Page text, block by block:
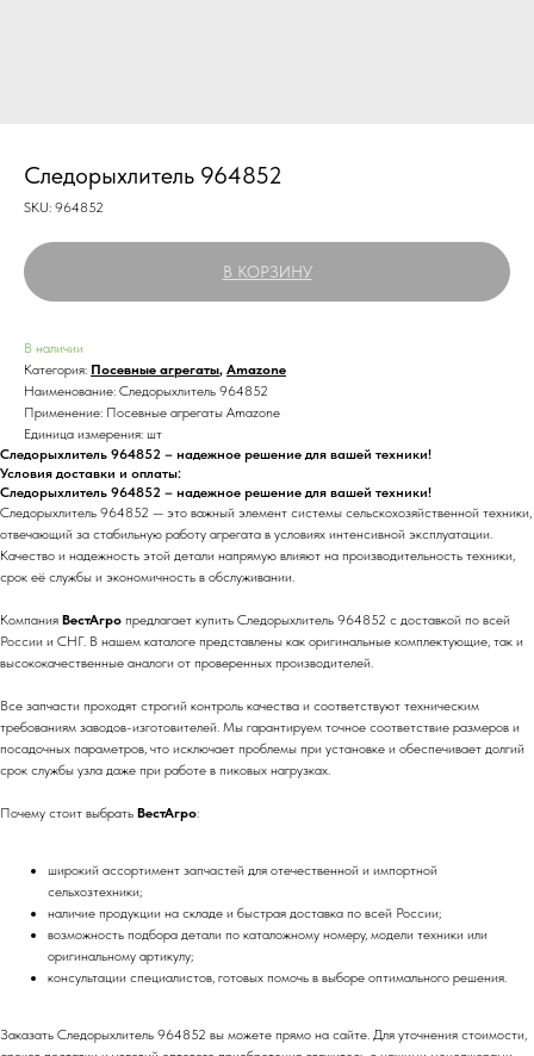
Следорыхлитель 964852
SKU: 964852
В КОРЗИНУ
В наличии
Категория: Посевные агрегаты, Amazone
Наименование: Следорыхлитель 964852
Применение: Посевные агрегаты Amazone
Единица измерения: шт
Следорыхлитель 964852 – надежное решение для вашей техники!
Условия доставки и оплаты:
Следорыхлитель 964852 – надежное решение для вашей техники!
Следорыхлитель 964852 — это важный элемент системы сельскохозяйственной техники,
отвечающий за стабильную работу агрегата в условиях интенсивной эксплуатации.
Качество и надежность этой детали напрямую влияют на производительность техники,
срок её службы и экономичность в обслуживании.
Компания ВестАгро предлагает купить Следорыхлитель 964852 с доставкой по всей
России и СНГ. В нашем каталоге представлены как оригинальные комплектующие, так и
высококачественные аналоги от проверенных производителей.
Все запчасти проходят строгий контроль качества и соответствуют техническим
требованиям заводов-изготовителей. Мы гарантируем точное соответствие размеров и
посадочных параметров, что исключает проблемы при установке и обеспечивает долгий
срок службы узла даже при работе в пиковых нагрузках.
Почему стоит выбрать ВестАгро:
широкий ассортимент запчастей для отечественной и импортной
сельхозтехники;
наличие продукции на складе и быстрая доставка по всей России;
возможность подбора детали по каталожному номеру, модели техники или
оригинальному артикулу;
консультации специалистов, готовых помочь в выборе оптимального решения.
Заказать Следорыхлитель 964852 вы можете прямо на сайте. Для уточнения стоимости,